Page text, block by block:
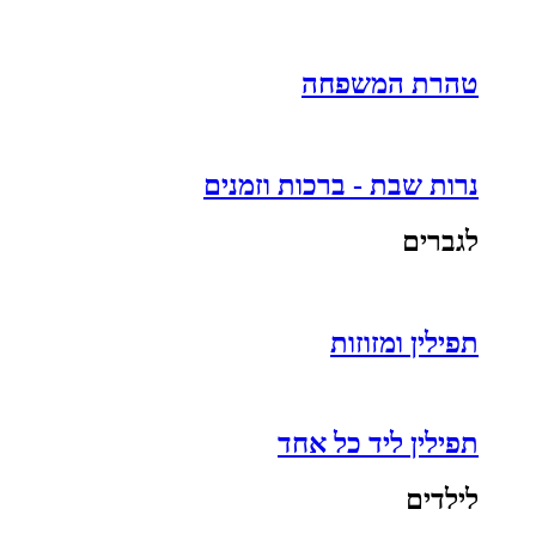
טהרת המשפחה
נרות שבת - ברכות וזמנים
לגברים
תפילין ומזוזות
תפילין ליד כל אחד
לילדים